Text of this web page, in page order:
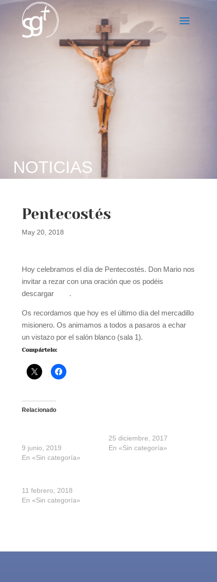
NOTICIAS
Pentecostés
May 20, 2018
Hoy celebramos el día de Pentecostés. Don Mario nos
invitar a rezar con una oración que os podéis
descargar
.
Os recordamos que hoy es el último día del mercadillo
misionero. Os animamos a todos a pasaros a echar
un vistazo por el salón blanco (sala 1).
Compártelo:
Relacionado
9 junio, 2019
En «Sin categoría»
25 diciembre, 2017
En «Sin categoría»
11 febrero, 2018
En «Sin categoría»